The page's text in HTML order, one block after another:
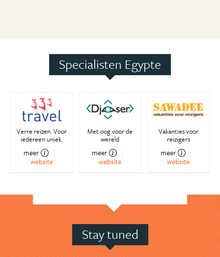
Specialisten Egypte
Verre reizen. Voor
iedereen uniek.
meer
website
Met oog voor de
wereld
meer
website
Vakanties voor
reizigers
meer
website
Stay tuned